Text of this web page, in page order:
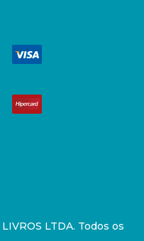
LTDA. Todos os